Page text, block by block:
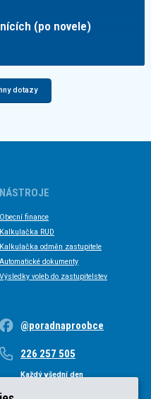
(po novele)
dotazy
NÁSTROJE
Obecní finance
Kalkulačka RUD
Kalkulačka odměn zastupitele
Automatické dokumenty
Výsledky voleb do zastupitelstev
@poradnaproobce
226 257 505
Každý všední den